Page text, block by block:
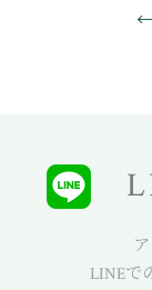
LINEで